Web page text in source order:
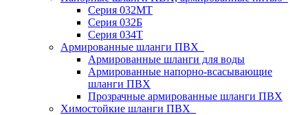
Серия 032МТ
Серия 032Б
Серия 034Т
Армированные шланги ПВХ
Армированные шланги для воды
Армированные напорно-всасывающие
шланги ПВХ
Прозрачные армированные шланги ПВХ
Химостойкие шланги ПВХ